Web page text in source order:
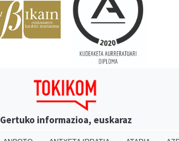
Gertuko informazioa, euskaraz